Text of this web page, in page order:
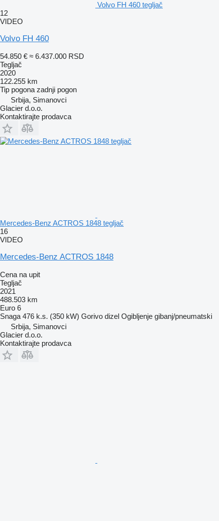
Volvo FH 460 tegljač
12
VIDEO
Volvo FH 460
54.850 € ≈ 6.437.000 RSD
Tegljač
2020
122.255 km
Tip pogona zadnji pogon
Srbija, Simanovci
Glacier d.o.o.
Kontaktirajte prodavca
Mercedes-Benz ACTROS 1848 tegljač
16
VIDEO
Mercedes-Benz ACTROS 1848
Cena na upit
Tegljač
2021
488.503 km
Euro 6
Snaga 476 k.s. (350 kW) Gorivo dizel Ogibljenje gibanj/pneumatski
Srbija, Simanovci
Glacier d.o.o.
Kontaktirajte prodavca